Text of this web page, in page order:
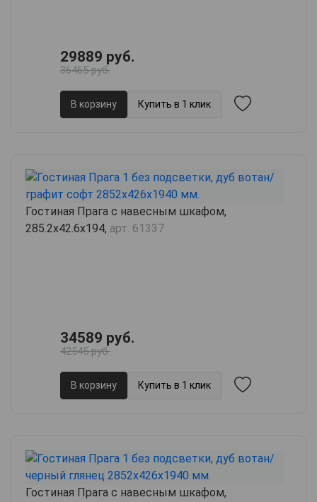
29889 руб.
36465 руб.
В корзину Купить в 1 клик
Гостиная Прага с навесным шкафом,
285.2х42.6х194, арт. 61337
34589 руб.
42545 руб.
В корзину Купить в 1 клик
Гостиная Прага с навесным шкафом,